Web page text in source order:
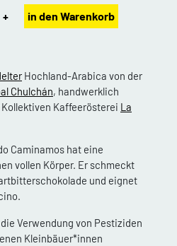
+
in den Warenkorb
Hochland-Arabica von der
Chulchán, handwerklich
Kaffeerösterei La
Caminamos hat eine
vollen Körper. Er schmeckt
und eignet
Verwendung von Pestiziden
Kleinbäuer*innen